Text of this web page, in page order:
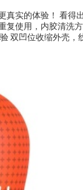
真实的体验！ 看得
复使用，内胶清洗
双凹位收缩外壳，